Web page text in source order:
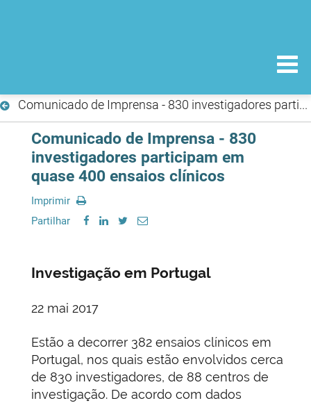
Comunicado de Imprensa - 830 investigadores participam em quase 400 ensaios clínicos
Comunicado de Imprensa - 830
investigadores participam em
quase 400 ensaios clínicos
Imprimir
Partilhar
Investigação em Portugal
22 mai 2017
Estão a decorrer 382 ensaios clínicos em
Portugal, nos quais estão envolvidos cerca
de 830 investigadores, de 88 centros de
investigação. De acordo com dados